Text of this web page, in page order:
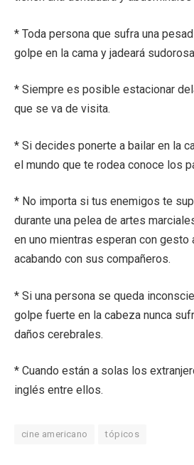
* Toda persona que sufra una
golpe en la cama y jadeará
* Siempre es posible estacionar
que se va de visita.
* Si decides ponerte a bailar en la
el mundo que te rodea conoce los
* No importa si tus enemigos te
durante una pelea de artes
en uno mientras esperan con gesto
acabando con sus compañeros.
* Si una persona se queda
golpe fuerte en la cabeza nunca
daños cerebrales.
* Cuando están a solas los
inglés entre ellos.
cine americano tópicos